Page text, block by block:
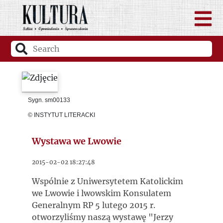
Sygn. sm00133
© INSTYTUT LITERACKI
Wystawa we Lwowie
2015-02-02 18:27:48
Wspólnie z Uniwersytetem Katolickim
we Lwowie i lwowskim Konsulatem
Generalnym RP 5 lutego 2015 r.
otworzyliśmy naszą wystawę "Jerzy